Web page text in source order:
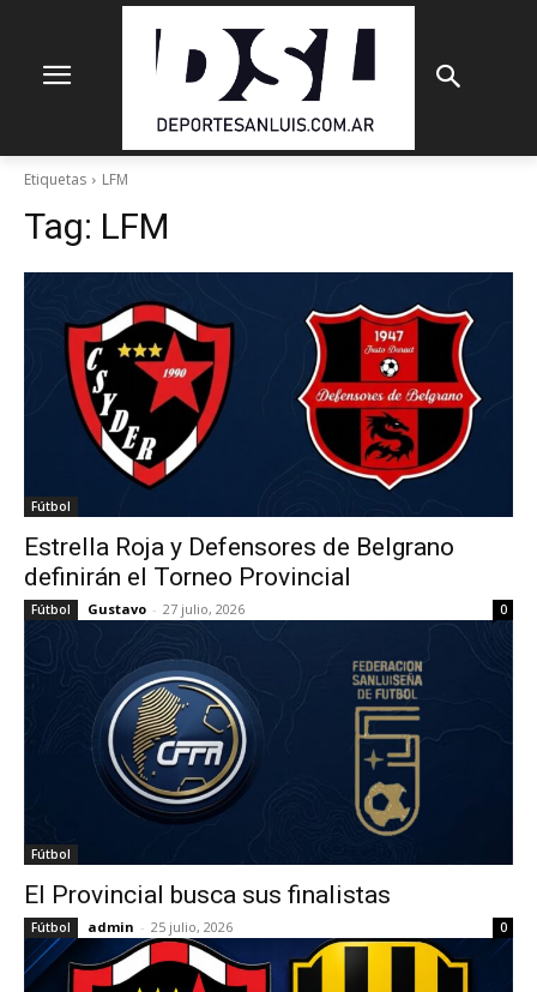
Etiquetas LFM
Tag: LFM
Fútbol
Estrella Roja y Defensores de Belgrano
definirán el Torneo Provincial
Fútbol Gustavo - 27 julio, 2026 0
Fútbol
El Provincial busca sus finalistas
Fútbol admin - 25 julio, 2026 0